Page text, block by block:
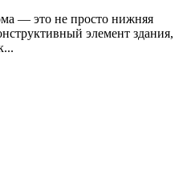
— это не просто нижняя
элемент здания,